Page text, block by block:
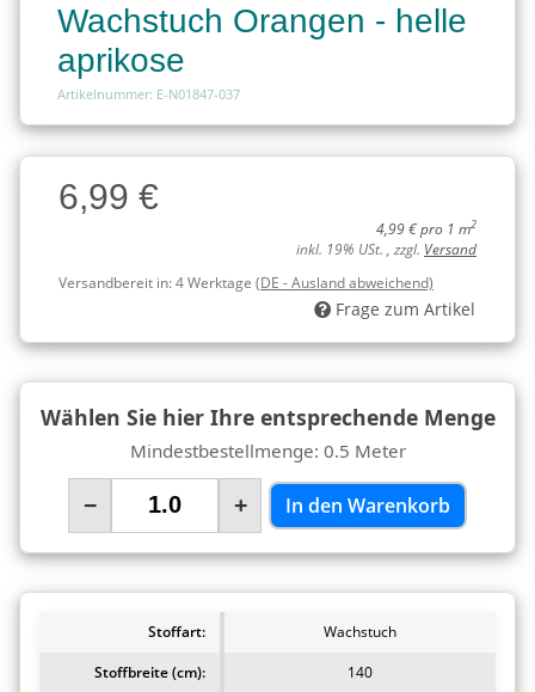
Wachstuch Orangen - helle
aprikose
Artikelnummer: E-N01847-037
Charge
Charge6,99 €
4,99 € pro 1 m2
inkl. 19% USt. , zzgl. Versand
Versandbereit in:4 Werktage (DE - Ausland abweichend)
Frage zum Artikel
Wählen Sie hier Ihre entsprechende Menge
Mindestbestellmenge: 0.5 Meter
− + In den Warenkorb
Stoffart:
Wachstuch
Stoffbreite (cm):
140